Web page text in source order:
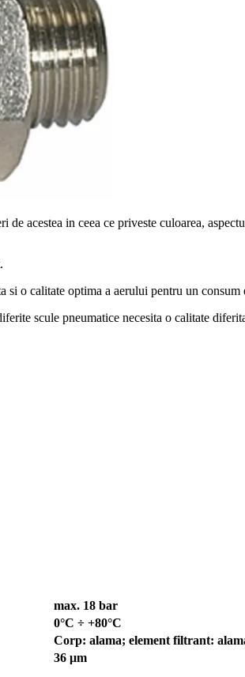
acestea in ceea ce priveste culoarea,
si o calitate optima a aerului pentru un consum
scule pneumatice necesita o calitate
max. 18 bar
0°C ÷ +80°C
Corp: alama; element filtrant:
36 μm